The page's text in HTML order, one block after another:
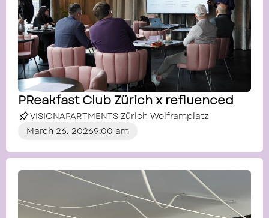
PReakfast Club Zürich x refluenced
VISIONAPARTMENTS Zürich Wolframplatz
March 26, 20269:00 am